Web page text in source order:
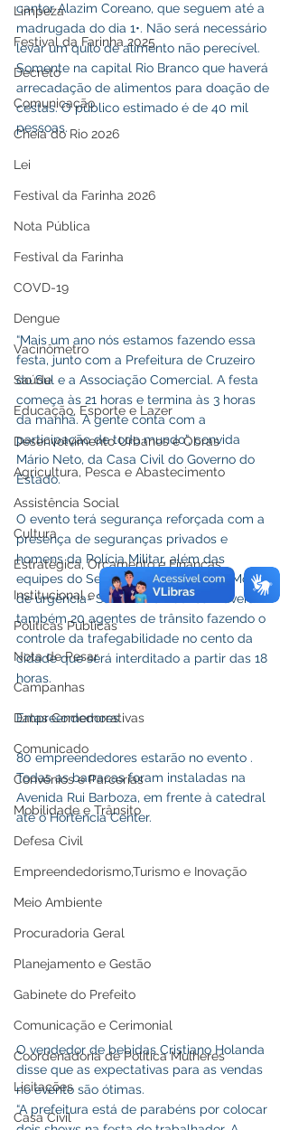
Limpeza
Festival da Farinha 2025
Decreto
Comunicação
Cheia do Rio 2026
Lei
Festival da Farinha 2026
Nota Pública
Festival da Farinha
COVD-19
Dengue
Vacinômetro
Saúde
Educação, Esporte e Lazer
Desenvolvimento Urbanos e Obras
Agricultura, Pesca e Abastecimento
Assistência Social
Cultura
Estratégica, Orçamento e Finanças
Institucional e Governo
Políticas Públicas
Nota de Pesar
Campanhas
Datas Comemorativas
Comunicado
Convênios e Parcerias
Mobilidade e Trânsito
Defesa Civil
Empreendedorismo,Turismo e Inovação
Meio Ambiente
Procuradoria Geral
Planejamento e Gestão
Gabinete do Prefeito
Comunicação e Cerimonial
Coordenadoria de Politica Mulheres
Licitações
Casa Civil
cantor Alazim Coreano, que seguem até a
madrugada do dia 1•. Não será necessário
levar um quilo de alimento não perecível.
Somente na capital Rio Branco que haverá
arrecadação de alimentos para doação de
cestas. O público estimado é de 40 mil
pessoas.
“Mais um ano nós estamos fazendo essa
festa, junto com a Prefeitura de Cruzeiro
do Sul e a Associação Comercial. A festa
começa às 21 horas e termina às 3 horas
da manhã. A gente conta com a
participação de todo mundo”, convida
Mário Neto, da Casa Civil do Governo do
Estado.
O evento terá segurança reforçada com a
presença de seguranças privados e
homens da Polícia Militar, além das
equipes do Serviço de Atendimento Móvel
de urgência- Samu e Bombeiros. Haverá
também 20 agentes de trânsito fazendo o
controle da trafegabilidade no cento da
cidade que será interditado a partir das 18
horas.
Empreendedores
80 empreendedores estarão no evento .
Todas as barracas foram instaladas na
Avenida Rui Barboza, em frente à catedral
até o Hortência Center.
O vendedor de bebidas Cristiano Holanda
disse que as expectativas para as vendas
no evento são ótimas.
“A prefeitura está de parabéns por colocar